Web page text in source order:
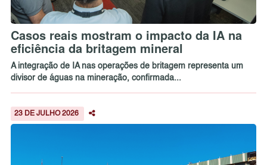
Casos reais mostram o impacto da IA na
eficiência da britagem mineral
A integração de IA nas operações de britagem representa um
divisor de águas na mineração, confirmada...
23 DE JULHO 2026